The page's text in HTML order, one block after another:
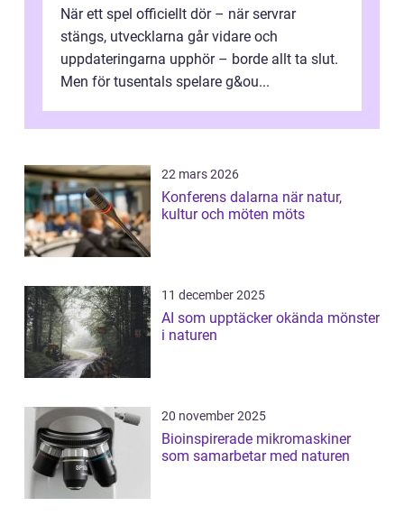
När ett spel officiellt dör – när servrar
stängs, utvecklarna går vidare och
uppdateringarna upphör – borde allt ta slut.
Men för tusentals spelare g&ou...
22 mars 2026
Konferens dalarna när natur,
kultur och möten möts
11 december 2025
AI som upptäcker okända mönster
i naturen
20 november 2025
Bioinspirerade mikromaskiner
som samarbetar med naturen